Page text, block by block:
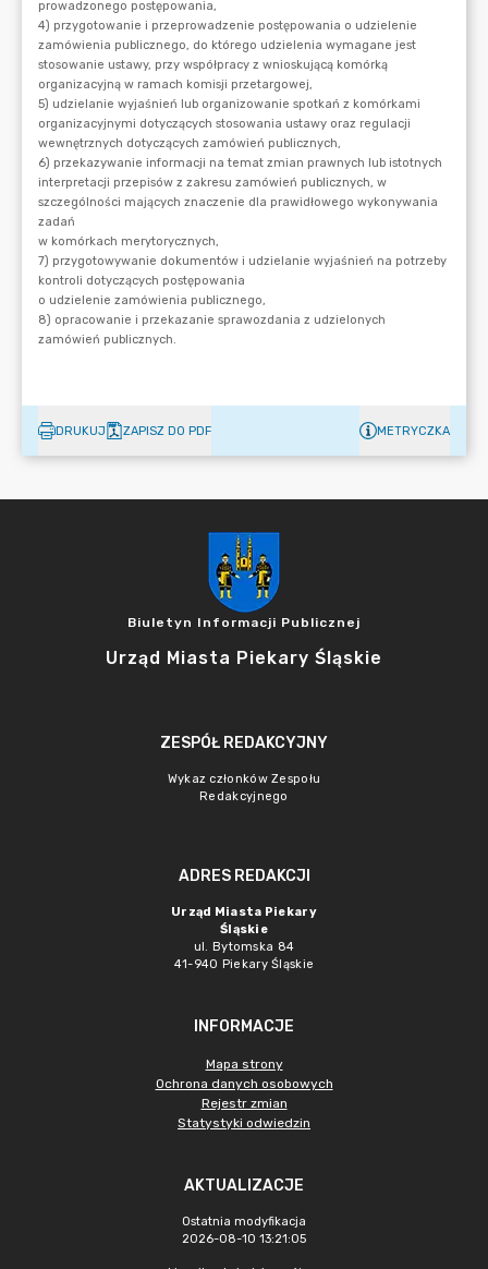
DRUKUJ ZAPISZ DO PDF METRYCZKA
Biuletyn Informacji Publicznej
Urząd Miasta Piekary Śląskie
ZESPÓŁ REDAKCYJNY
Wykaz członków Zespołu
Redakcyjnego
ADRES REDAKCJI
Urząd Miasta Piekary
Śląskie
ul. Bytomska 84
41-940 Piekary Śląskie
INFORMACJE
Mapa strony
Ochrona danych osobowych
Rejestr zmian
Statystyki odwiedzin
AKTUALIZACJE
Ostatnia modyfikacja
2026-08-10 13:21:05